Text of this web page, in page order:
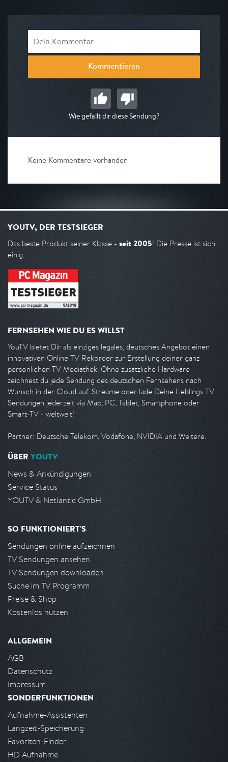
Kommentieren
Wie gefällt dir diese Sendung?
Keine Kommentare vorhanden
YOUTV, DER TESTSIEGER
Das beste Produkt seiner Klasse - seit 2005! Die Presse ist sich
einig.
FERNSEHEN WIE DU ES WILLST
YouTV bietet Dir als einziges legales, deutsches Angebot einen
innovativen Online TV Rekorder zur Erstellung deiner ganz
persönlichen TV Mediathek. Ohne zusätzliche Hardware
zeichnest du jede Sendung des deutschen Fernsehens nach
Wunsch in der Cloud auf. Streame oder lade Deine Lieblings TV
Sendungen jederzeit via Mac, PC, Tablet, Smartphone oder
Smart-TV - weltweit!
Partner: Deutsche Telekom, Vodafone, NVIDIA und Weitere.
ÜBER YOUTV
News & Ankündigungen
Service Status
YOUTV & Netlantic GmbH
SO FUNKTIONIERT'S
Sendungen online aufzeichnen
TV Sendungen ansehen
TV Sendungen downloaden
Suche im TV Programm
Preise & Shop
Kostenlos nutzen
ALLGEMEIN
AGB
Datenschutz
Impressum
SONDERFUNKTIONEN
Aufnahme-Assistenten
Langzeit-Speicherung
Favoriten-Finder
HD Aufnahme